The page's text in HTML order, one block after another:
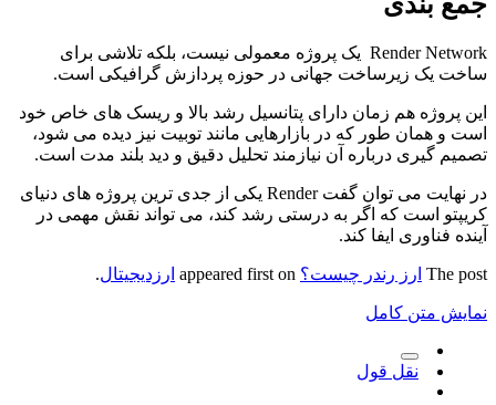
Render Network یک پروژه معمولی نیست، بلکه تلاشی برای
ساخت یک زیرساخت جهانی در حوزه پردازش گرافیکی است.
این پروژه هم زمان دارای پتانسیل رشد بالا و ریسک ‌های خاص خود
است و همان ‌طور که در بازارهایی مانند توبیت نیز دیده می ‌شود،
تصمیم‌ گیری درباره آن نیازمند تحلیل دقیق و دید بلند مدت است.
در نهایت می ‌توان گفت Render یکی از جدی ‌ترین پروژه‌ های دنیای
کریپتو است که اگر به‌ درستی رشد کند، می ‌تواند نقش مهمی در
آینده فناوری ایفا کند.
The post ارز رندر چیست؟ ارزدیجیتال.
نمایش متن کامل
نقل قول